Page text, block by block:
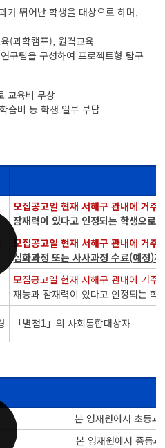
가 뛰어난 학생을 대상으로 하며,
(과학캠프), 원격교육
구팀을 구성하여 프로젝트형 탐구
교육비 무상
습비 등 학생 일부 부담
화과정을 분야, 전형종류, 지원자격으로 나누어
정리한 표
모집공고일 현재 서해구 관내에 거
잠재력이 있다고 인정되는 학생으로
모집공고일 현재 서해구 관내에 거
심화과정 또는 사사과정 수료(예정)자
모집공고일 현재 서해구 관내에 거
재능과 잠재력이 있다고 인정되는 학
「별첨1」의 사회통합대상자
지원자격 사사과정을 분야, 지원자격으로 나눈 표
본 영재원에서 초등
본 영재원에서 중등